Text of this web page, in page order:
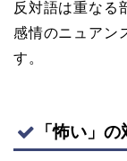
反対語は重なる
感情のニュアン
す。
「怖い」